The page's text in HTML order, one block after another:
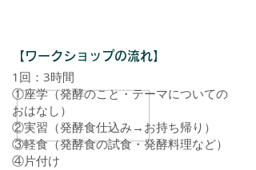
【ワークショップの流れ】
1回：3時間
①座学（発酵のこと・テーマについての
おはなし）
②実習（発酵食仕込み→お持ち帰り）
③軽食（発酵食の試食・発酵料理など）
④片付け